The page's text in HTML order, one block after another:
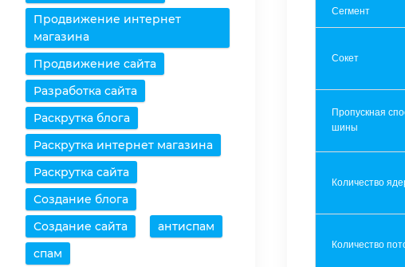
Продвижение интернет
магазина
Продвижение сайта
Разработка сайта
Раскрутка блога
Раскрутка интернет магазина
Раскрутка сайта
Создание блога
Создание сайта
антиспам
спам
Сегмент
Сокет
Пропускная
шины
Количество
Количество